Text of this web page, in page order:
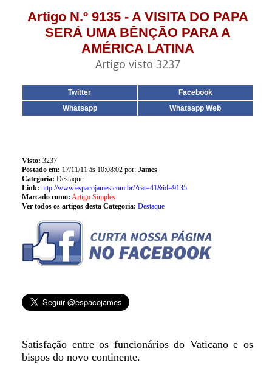
Artigo N.º 9135 - A VISITA DO PAPA
SERÁ UMA BÊNÇÃO PARA A
AMÉRICA LATINA
Artigo visto 3237
Twitter
Facebook
Whatsapp
Whatsapp Web
Visto: 3237
Postado em: 17/11/11 às 10:08:02 por: James
Categoria: Destaque
Link: http://www.espacojames.com.br/?cat=41&id=9135
Marcado como: Artigo Simples
Ver todos os artigos desta Categoria: Destaque
Satisfação entre os funcionários do Vaticano e os
bispos do novo continente.